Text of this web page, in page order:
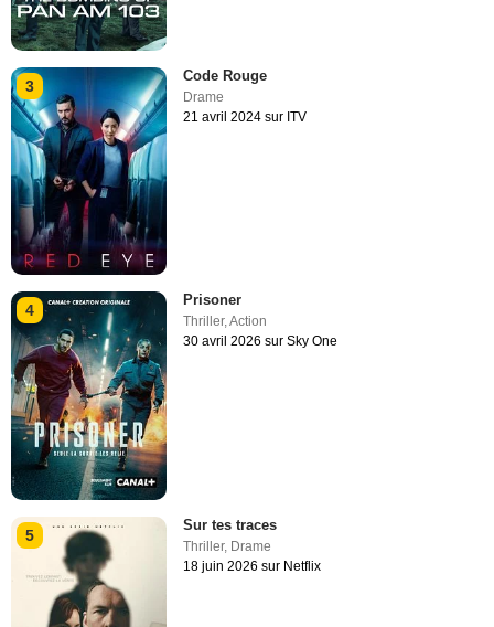
3
Code Rouge
Drame
21 avril 2024 sur ITV
4
Prisoner
Thriller,Action
30 avril 2026 sur Sky One
5
Sur tes traces
Thriller, Drame
18 juin 2026 sur Netflix